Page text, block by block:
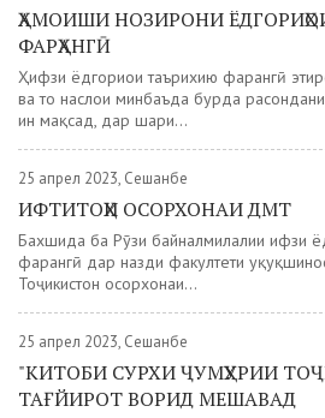
ҲАМОИШИ НОЗИРОНИ
ФАРҲАНГӢ
Ҳифзи ёдгориҳои таърихию фарҳангӣ
ва то наслҳои минбаъда бурда
ин мақсад, дар шаҳри...
25 апрел 2023, Сешанбе
ИФТИТОҲИ ОСОРХОНАИ ДМТ
Бахшида ба Рӯзи байналмилалии ҳифзи
фарҳангӣ дар назди факултети
Тоҷикистон осорхонаи...
25 апрел 2023, Сешанбе
"КИТОБИ СУРХИ ҶУМҲУРИИ
ТАҒЙИРОТ ВОРИД МЕШАВАД